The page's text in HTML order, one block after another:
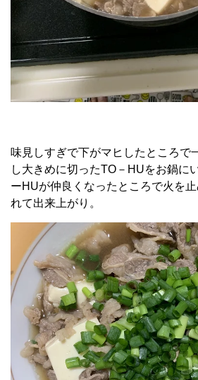
味見しすぎで下がマヒしたところで
し大きめに切ったTO－HUをお鍋に
ーHUが仲良くなったところで火を
れて出来上がり。